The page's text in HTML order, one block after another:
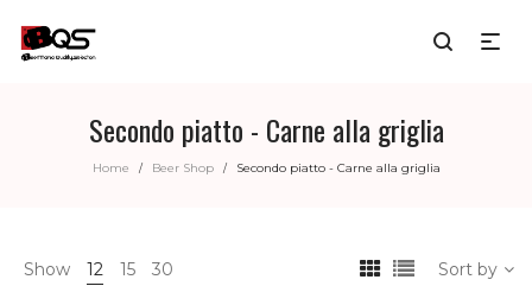
Secondo piatto - Carne alla griglia
Home / Beer Shop / Secondo piatto - Carne alla griglia
Show 12 15 30 Sort by